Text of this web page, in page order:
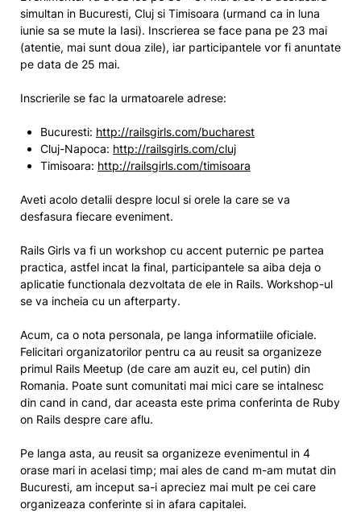
simultan in Bucuresti, Cluj si Timisoara (urmand ca in luna
iunie sa se mute la Iasi). Inscrierea se face pana pe 23 mai
(atentie, mai sunt doua zile), iar participantele vor fi anuntate
pe data de 25 mai.
Inscrierile se fac la urmatoarele adrese:
Bucuresti: http://railsgirls.com/bucharest
Cluj-Napoca: http://railsgirls.com/cluj
Timisoara: http://railsgirls.com/timisoara
Aveti acolo detalii despre locul si orele la care se va
desfasura fiecare eveniment.
Rails Girls va fi un workshop cu accent puternic pe partea
practica, astfel incat la final, participantele sa aiba deja o
aplicatie functionala dezvoltata de ele in Rails. Workshop-ul
se va incheia cu un afterparty.
Acum, ca o nota personala, pe langa informatiile oficiale.
Felicitari organizatorilor pentru ca au reusit sa organizeze
primul Rails Meetup (de care am auzit eu, cel putin) din
Romania. Poate sunt comunitati mai mici care se intalnesc
din cand in cand, dar aceasta este prima conferinta de Ruby
on Rails despre care aflu.
Pe langa asta, au reusit sa organizeze evenimentul in 4
orase mari in acelasi timp; mai ales de cand m-am mutat din
Bucuresti, am inceput sa-i apreciez mai mult pe cei care
organizeaza conferinte si in afara capitalei.